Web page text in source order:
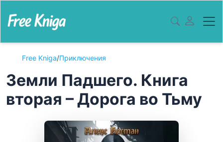
Free Kniga/Приключения
Земли Падшего. Книга
вторая – Дорога во Тьму